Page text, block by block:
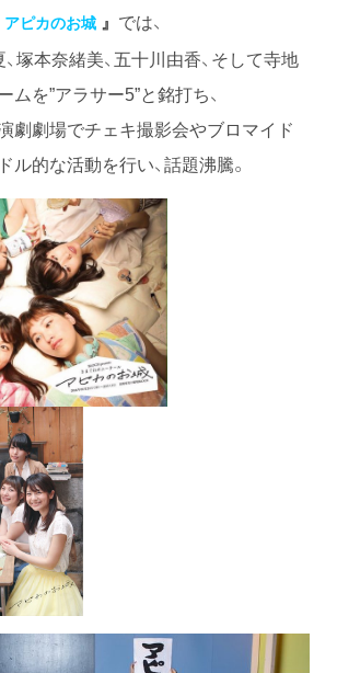
アピカのお城 』 では、
塚本奈緒美、五十川由香、そして寺地
を”アラサー5”と銘打ち、
劇劇場でチェキ撮影会やブロマイド
ル的な活動を行い、話題沸騰。